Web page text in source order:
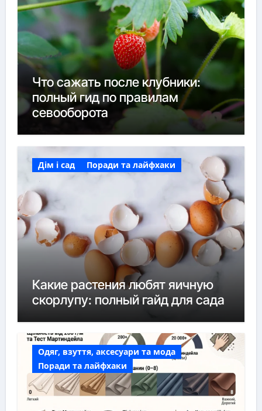
Что сажать после клубники:
полный гид по правилам
севооборота
Дім і сад Поради та лайфхаки
Какие растения любят яичную
скорлупу: полный гайд для сада
Одяг, взуття, аксесуари та мода
Поради та лайфхаки